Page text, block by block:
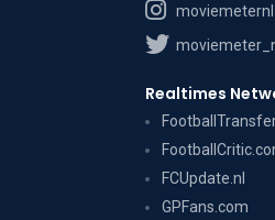
moviemeternl
Realtimes
FCUpdate.nl
GPFans.com